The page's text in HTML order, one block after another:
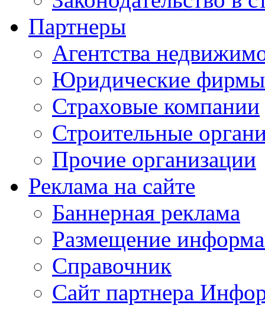
Партнеры
Агентства
Юридические фирмы
Страховые компании
Строительные
Прочие организации
Реклама на сайте
Баннерная реклама
Размещение
Справочник
Сайт партнера